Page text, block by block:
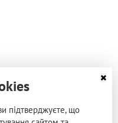
підтверджуєте, що